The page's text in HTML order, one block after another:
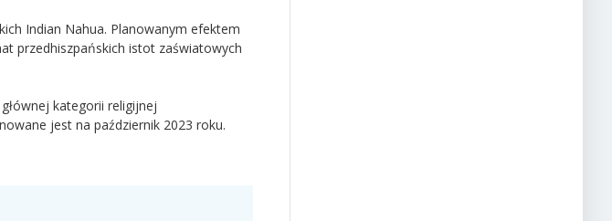
Indian Nahua. Planowanym efektem
przedhiszpańskich istot zaświatowych
kategorii religijnej
jest na październik 2023 roku.